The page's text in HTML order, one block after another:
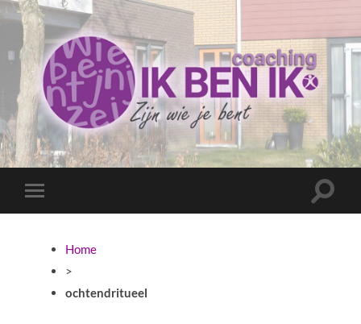
Coaching
Ik
ben
Toggle
mobiel
Toggle
Home
>
ochtendritueel